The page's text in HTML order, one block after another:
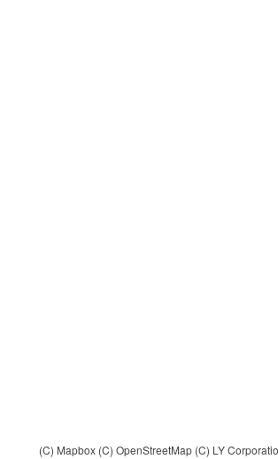
(C) Mapbox (C) OpenStreetMap (C) LY